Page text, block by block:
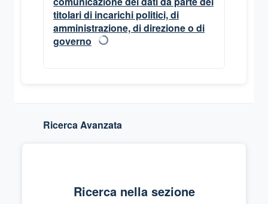
titolari di incarichi politici, di
amministrazione, di direzione o di
governo
Conteggio documenti in caricamento per
Ricerca Avanzata
Ricerca nella sezione